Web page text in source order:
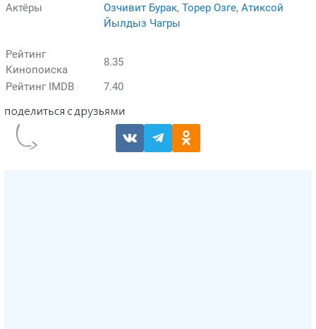
Актёры
Озчивит Бурак, Торер Озге, Атиксой
Йылдыз Чагры
Рейтинг
Кинопоиска
8.35
Рейтинг IMDB
7.40